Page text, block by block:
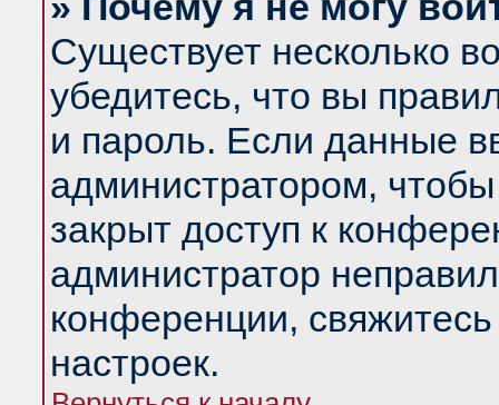
Существует несколько
убедитесь, что вы
и пароль. Если данные
администратором,
закрыт доступ к
администратор
конференции,
настроек.